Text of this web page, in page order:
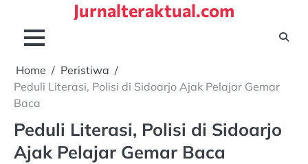
content
Jurnalteraktual.com
Home
Peristiwa
Peduli Literasi, Polisi di Sidoarjo Ajak Pelajar Gemar
Baca
Peduli Literasi, Polisi di Sidoarjo
Ajak Pelajar Gemar Baca